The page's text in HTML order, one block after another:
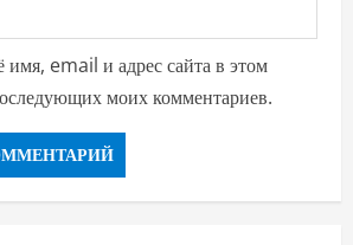
имя, email и адрес сайта в этом
моих комментариев.